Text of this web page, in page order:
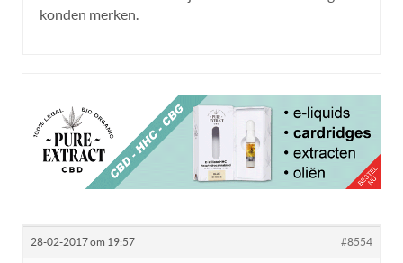
konden merken.
28-02-2017 om 19:57 #8554